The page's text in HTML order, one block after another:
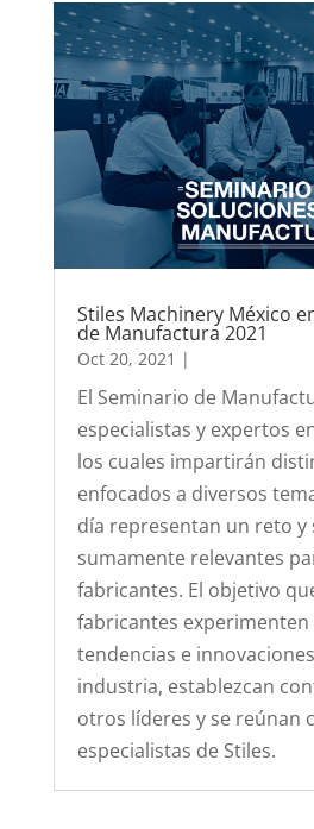
Stiles Machinery México
de Manufactura 2021
Oct 20, 2021 |
El Seminario de
especialistas y expertos
los cuales impartirán
enfocados a diversos
día representan un reto y
sumamente relevantes
fabricantes. El objetivo
fabricantes experimenten
tendencias e
industria, establezcan
otros líderes y se reúnan
especialistas de Stiles.